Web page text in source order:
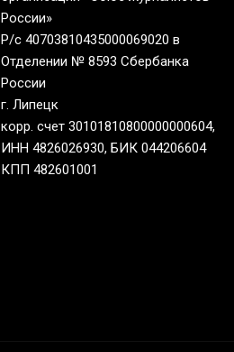
России»
Р/с 40703810435000069020 в
Отделении № 8593 Сбербанка
России
г. Липецк
корр. счет 30101810800000000604,
ИНН 4826026930, БИК 044206604
КПП 482601001